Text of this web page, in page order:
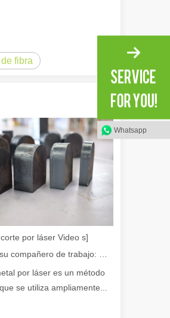
Across the Pacific: How Our
fabricación de metales, la eficiencia
fibra
por láser Video s]
Cómo elegir su compañero de trabajo: máquina de corte por láser
por láser es un método
se utiliza ampliamente...
Whatsapp